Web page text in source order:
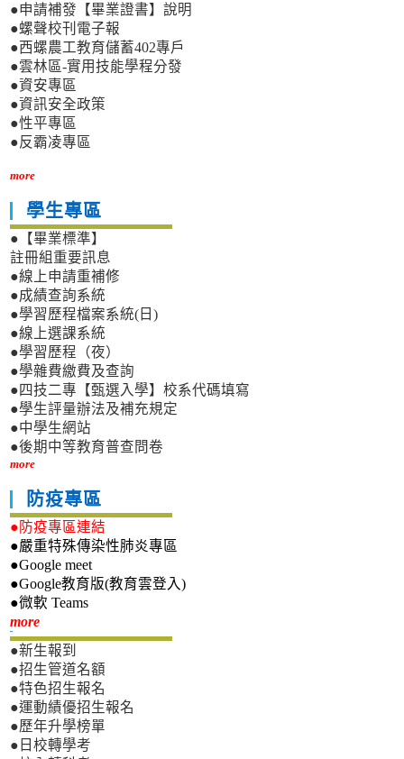
●申請補發【畢業證書】說明
●螺聲校刊電子報
●西螺農工教育儲蓄402專戶
●雲林區-實用技能學程分發
●資安專區
●資訊安全政策
●性平專區
●反霸凌專區
more
學生專區
●【畢業標準】
註冊組重要訊息
●線上申請重補修
●成績查詢系統
●學習歷程檔案系統(日)
●線上選課系統
●學習歷程（夜）
●學雜費繳費及查詢
●四技二專【甄選入學】校系代碼填寫
●學生評量辦法及補充規定
●中學生網站
●後期中等教育普查問卷
more
防疫專區
●防疫專區連結
●嚴重特殊傳染性肺炎專區
●Google meet
●Google教育版(教育雲登入)
●微軟 Teams
more新生專區
●新生報到
●招生管道名額
●特色招生報名
●運動績優招生報名
●歷年升學榜單
●日校轉學考